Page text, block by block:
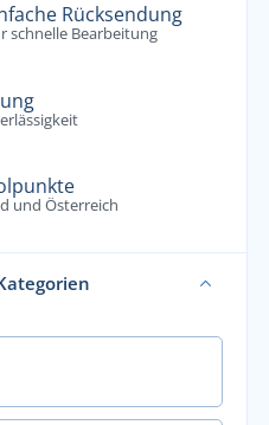
Rücksendung
schnelle Bearbeitung
und Österreich